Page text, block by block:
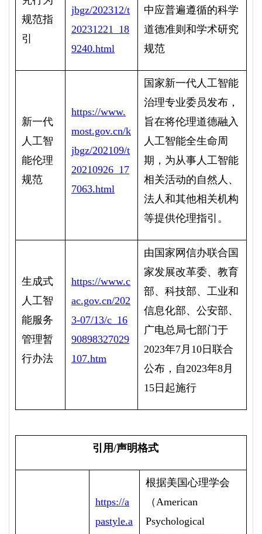
规范指
引
jbgz/202312/t
20231221_18
9240.html
中应普遍遵循的科学
道德准则和学术研究
规范
新一代
人工智
能伦理
规范
https://www.
most.gov.cn/k
jbgz/202109/t
20210926_17
7063.html
国家新一代人工智能
治理专业委员发布，
旨在将伦理道德融入
人工智能全生命周
期，为从事人工智能
相关活动的自然人、
法人和其他相关机构
等提供伦理指引。
生成式
人工智
能服务
管理暂
行办法
https://www.c
ac.gov.cn/202
3-07/13/c_16
90898327029
107.htm
由国家网信办联合国
家发展改革委、教育
部、科技部、工业和
信息化部、公安部、
广电总局七部门于
2023年7月 10 日联合
公布，自2023年8月
15 日起施行
引用/声明格式
https://a
pastyle.a
根据美国心理学会
（American
Psychological